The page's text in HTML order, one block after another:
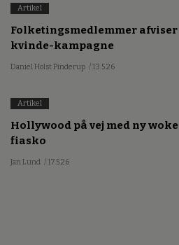
Artikel
Folketingsmedlemmer afviser
kvinde-kampagne
Daniel Holst Pinderup / 13.5.26
Artikel
Hollywood på vej med ny woke
fiasko
Jan Lund / 17.5.26